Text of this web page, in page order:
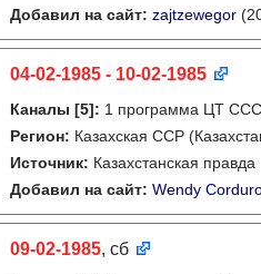
Добавил на сайт: zajtzewegor
04-02-1985 - 10-02-1985
Каналы [5]: 1 программа ЦТ
Регион: Казахская ССР
Источник: Казахстанская правда
Добавил на сайт: Wendy
09-02-1985, сб